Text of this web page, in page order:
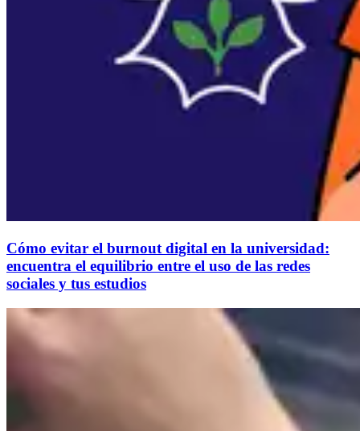
Cómo evitar el burnout digital en la universidad:
encuentra el equilibrio entre el uso de las redes
sociales y tus estudios